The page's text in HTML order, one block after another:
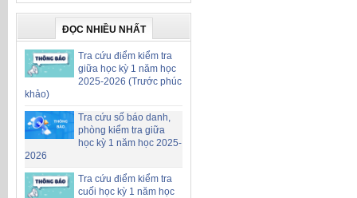
ĐỌC NHIỀU NHẤT
Tra cứu điểm kiểm tra
giữa học kỳ 1 năm học
2025-2026 (Trước phúc
khảo)
Tra cứu số báo danh,
phòng kiểm tra giữa
học kỳ 1 năm học 2025-
2026
Tra cứu điểm kiểm tra
cuối học kỳ 1 năm học